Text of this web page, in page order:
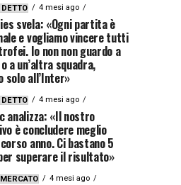
DETTO 4 mesi ago
svela: «Ogni partita è
e vogliamo vincere tutti
Io non non guardo a
a un’altra squadra,
solo all’Inter»
DETTO 4 mesi ago
analizza: «Il nostro
è concludere meglio
anno. Ci bastano 5
superare il risultato»
4 mesi ago